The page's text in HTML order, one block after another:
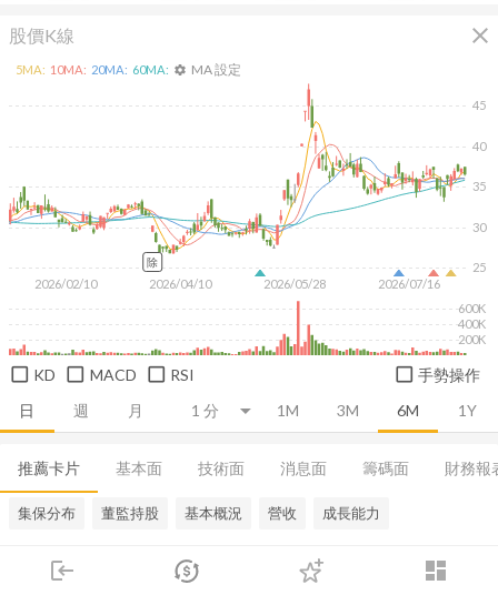
login dashboard
市場 登入
股價K線 close
日 週 月 1M 3M 6M 1Y
2026/02/10 2026/04/10 2026/05/28 2026/07/16
25
30
35
40
45
200K
400K
600K
5MA: 10MA: 20MA: 60MA: settings MA 設定
除
KD MACD RSI 手勢操作
推薦卡片 基本面 技術面 消息面 籌碼面 財務報
集保分布 董監持股 基本概況 營收 成長能力